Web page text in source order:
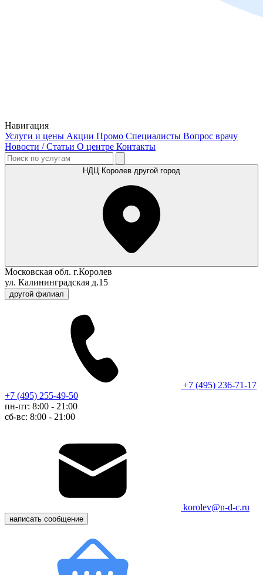
Навигация
Услуги и цены Акции Промо Специалисты Вопрос врачу
Новости / Статьи О центре Контакты
НДЦ Королев другой город
Московская обл. г.Королев
ул. Калининградская д.15
другой филиал
+7 (495) 236-71-17
+7 (495) 255-49-50
пн-пт: 8:00 - 21:00
сб-вс: 8:00 - 21:00
korolev@n-d-c.ru
написать сообщение